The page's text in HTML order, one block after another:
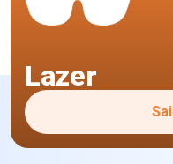
Lazer